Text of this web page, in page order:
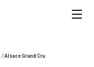
/Alsace Grand Cru